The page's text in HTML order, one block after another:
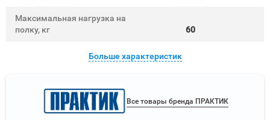
Максимальная нагрузка на
полку, кг
60
Больше характеристик
Все товары бренда ПРАКТИК